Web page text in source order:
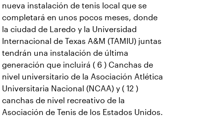
nueva instalación de tenis local que se
completará en unos pocos meses, donde
la ciudad de Laredo y la Universidad
Internacional de Texas A&M (TAMIU) juntas
tendrán una instalación de última
generación que incluirá ( 6 ) Canchas de
nivel universitario de la Asociación Atlética
Universitaria Nacional (NCAA) y ( 12 )
canchas de nivel recreativo de la
Asociación de Tenis de los Estados Unidos.